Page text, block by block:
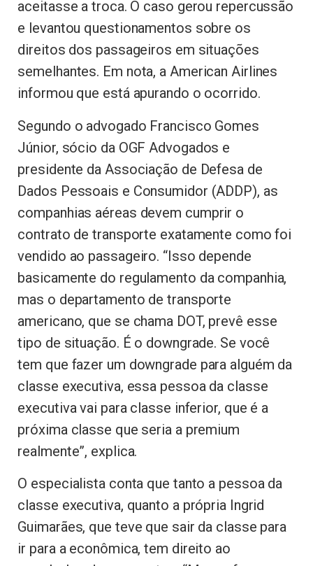
aceitasse a troca. O caso gerou repercussão
e levantou questionamentos sobre os
direitos dos passageiros em situações
semelhantes. Em nota, a American Airlines
informou que está apurando o ocorrido.
Segundo o advogado Francisco Gomes
Júnior, sócio da OGF Advogados e
presidente da Associação de Defesa de
Dados Pessoais e Consumidor (ADDP), as
companhias aéreas devem cumprir o
contrato de transporte exatamente como foi
vendido ao passageiro. “Isso depende
basicamente do regulamento da companhia,
mas o departamento de transporte
americano, que se chama DOT, prevê esse
tipo de situação. É o downgrade. Se você
tem que fazer um downgrade para alguém da
classe executiva, essa pessoa da classe
executiva vai para classe inferior, que é a
próxima classe que seria a premium
realmente”, explica.
O especialista conta que tanto a pessoa da
classe executiva, quanto a própria Ingrid
Guimarães, que teve que sair da classe para
ir para a econômica, tem direito ao